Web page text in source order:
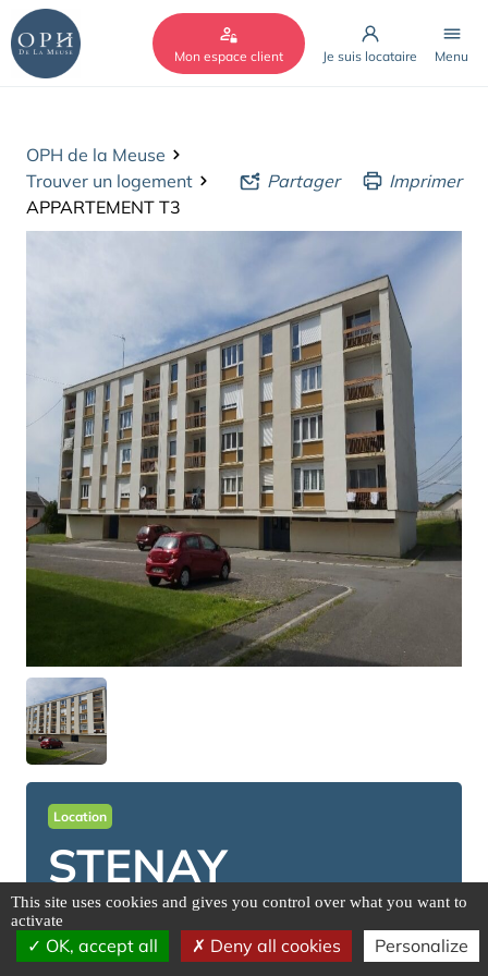
Mon espace client Je suis locataire Menu
OPH de la Meuse
Trouver un logement
APPARTEMENT T3
Partager Imprimer
STENAY
Location
55700
Cookies management panel
This site uses cookies and gives you control over what you want to
activate
OK, accept all Deny all cookies Personalize